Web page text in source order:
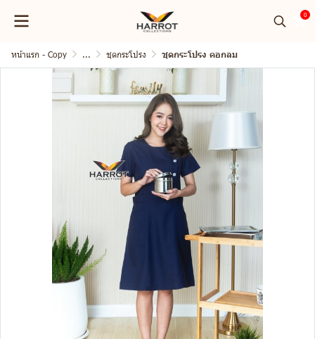
0
หน้าแรก - Copy ... ชุดกระโปรง ชุดกระโปรง คอกลม